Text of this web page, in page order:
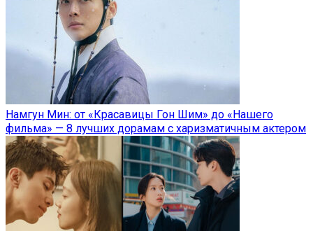
Намгун Мин: от «Красавицы Гон Шим» до «Нашего
фильма» — 8 лучших дорамам с харизматичным актером